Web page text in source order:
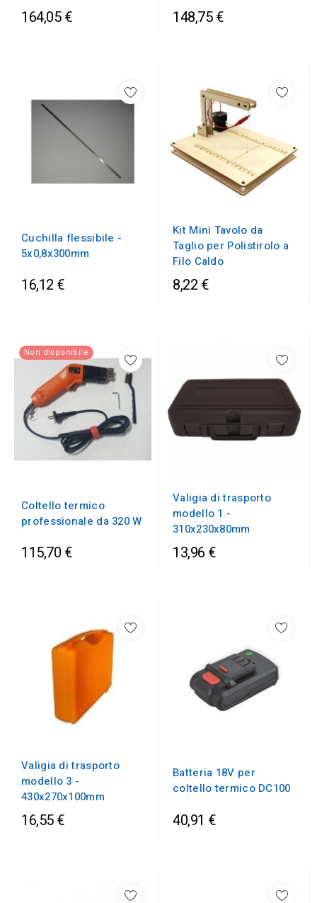
164,05 € 148,75 €
Cuchilla flessibile -
5x0,8x300mm
16,12 €
Kit Mini Tavolo da
Taglio per Polistirolo a
Filo Caldo
8,22 €
Non disponibile
Coltello termico
professionale da 320 W
115,70 €
Valigia di trasporto
modello 1 -
310x230x80mm
13,96 €
Valigia di trasporto
modello 3 -
430x270x100mm
16,55 €
Batteria 18V per
coltello termico DC100
40,91 €